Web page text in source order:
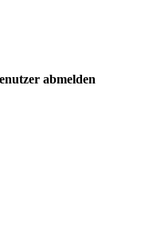
abmelden